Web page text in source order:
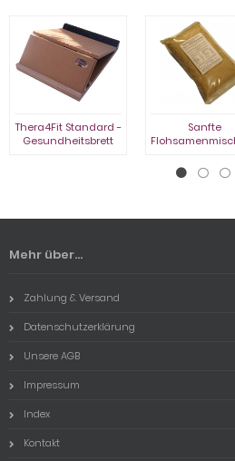
Thera4Fit Standard -
Gesundheitsbrett
Sanfte
Mehr über...
Zahlung & Versand
Datenschutzerklärung
Unsere AGB
Impressum
Index
Kontakt